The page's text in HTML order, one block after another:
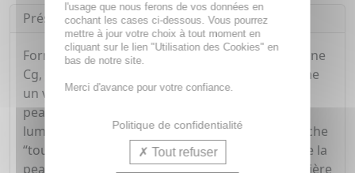
Présentation
Formulé autour d'un complexe à 1,4 % de vitamine
Cg, une forme stable de vitamine C, il agit comme
un véritable booster de luminosité en aidant la
peau à retrouver un teint plus uniforme et plus
lumineux. Ce sérum se distingue par son approche
“tout-en-un” : en plus de raviver l'éclat, il protège la
peau contre les agressions extérieures (UV, lumière
l'usage que nous ferons de vos données en
cochant les cases ci-dessous. Vous pourrez
mettre à jour votre choix à tout moment en
cliquant sur le lien "Utilisation des Cookies" en
bas de notre site.
Merci d'avance pour votre confiance.
Politique de confidentialité
Tout refuser